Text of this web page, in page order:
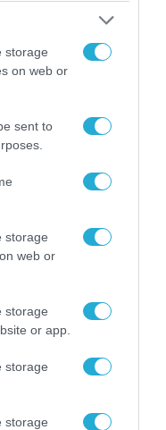
storage
on web or
sent to
storage
web or
storage
or app.
storage
storage
στην
χώρους
με το
One – Βρέθηκε